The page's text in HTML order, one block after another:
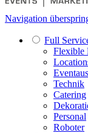
Navigation
Full
Flexible
Technik
Catering
Personal
Roboter